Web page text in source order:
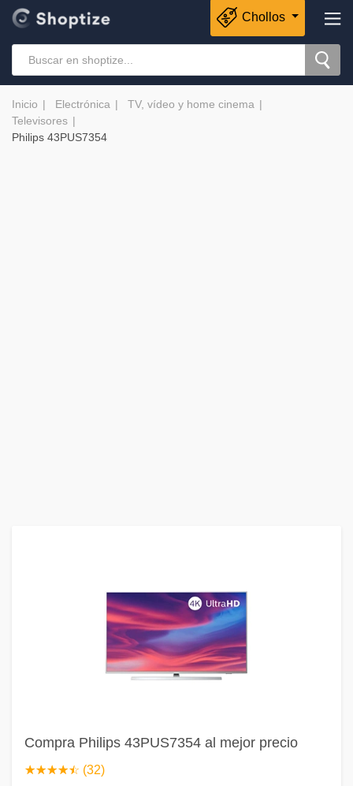
Chollos
Inicio Electrónica
TV, vídeo y home cinema
Televisores
Philips 43PUS7354
Compra Philips 43PUS7354 al mejor precio
☆☆☆☆☆
★★★★★ (32)